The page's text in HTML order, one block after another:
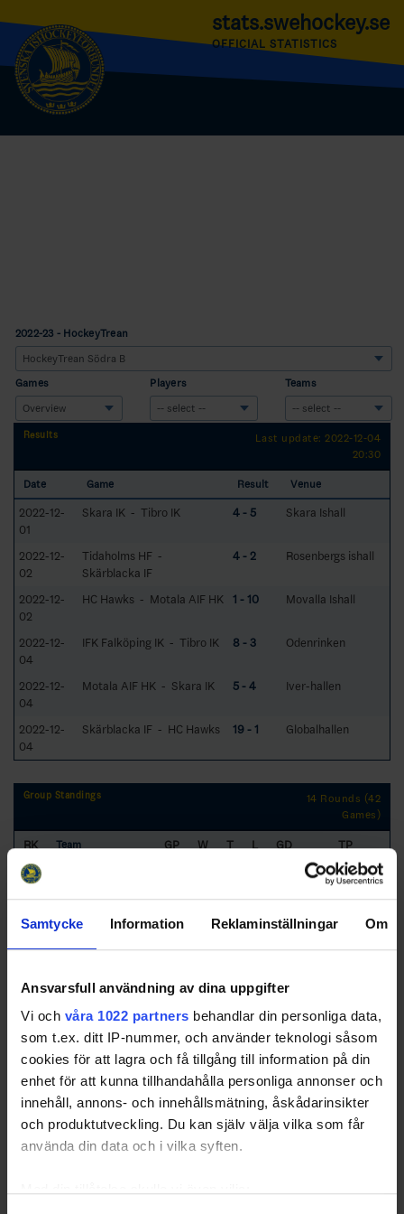
Samtycke Information Reklaminställningar Om
Ansvarsfull användning av dina uppgifter
Vi och våra 1022 partners behandlar din personliga data,
som t.ex. ditt IP-nummer, och använder teknologi såsom
cookies för att lagra och få tillgång till information på din
enhet för att kunna tillhandahålla personliga annonser och
innehåll, annons- och innehållsmätning, åskådarinsikter
och produktutveckling. Du kan själv välja vilka som får
använda din data och i vilka syften.
stats.swehockey.se
OFFICIAL STATISTICS
2022-23 - HockeyTrean
Games Players Teams
Results
Last update: 2022-12-04
20:30
Date Game Result Venue
2022-12-
01
Skara IK - Tibro IK 4 - 5 Skara Ishall
2022-12-
02
Tidaholms HF -
Skärblacka IF
4 - 2 Rosenbergs ishall
2022-12-
02
HC Hawks - Motala AIF HK 1 - 10 Movalla Ishall
2022-12-
04
IFK Falköping IK - Tibro IK 8 - 3 Odenrinken
2022-12-
04
Motala AIF HK - Skara IK 5 - 4 Iver-hallen
2022-12-
04
Skärblacka IF - HC Hawks 19 - 1 Globalhallen
Group Standings
14 Rounds (42
Games)
RK Team GP W T L GD
TP
1
30
2
Skärblacka IF 12 8 1 3 65
26
3
IFK Falköping IK 12 3 3 24 22
4 Skara IK 12 5 2 5 11
5 Motala AIF HK 12 5 1 6 11
17
6
Tidaholms HF 12 4 1 7 4
13
7
HC Hawks 12 0 0 12 -146 0